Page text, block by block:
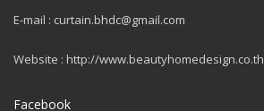
E-mail : curtain.bhdc@gmail.com
Website : http://www.beautyhomedesign.co.th
Facebook